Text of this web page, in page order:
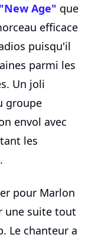
Age" que
efficace
puisqu'il
parmi les
Un joli
groupe
envol avec
les
pour Marlon
une suite tout
Le chanteur a